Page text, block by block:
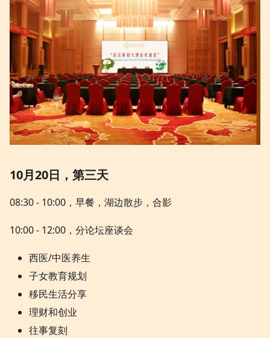
10月20日，第三天
08:30 - 10:00，早餐，湖边散步，合影
10:00 - 12:00，分论坛座谈会
西医/中医养生
子女教育规划
移民生活分享
理财和创业
往事复刻